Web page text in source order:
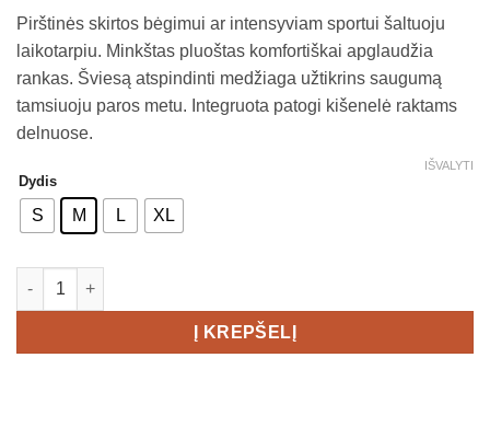
€19,00
through
€29,00
Pirštinės skirtos bėgimui ar intensyviam sportui šaltuoju
laikotarpiu. Minkštas pluoštas komfortiškai apglaudžia
rankas. Šviesą atspindinti medžiaga užtikrins saugumą
tamsiuoju paros metu. Integruota patogi kišenelė raktams
delnuose.
Dydis
S M L XL
IŠVALYTI
produkto kiekis: Craft ADV Lumen Fleece pirštinės
Į KREPŠELĮ